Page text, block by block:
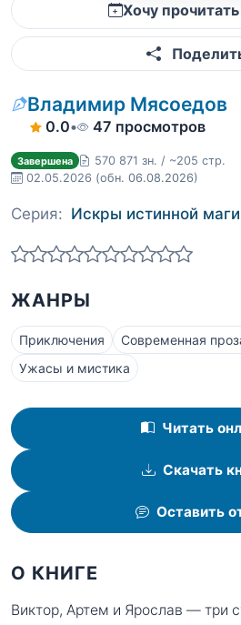
Хочу прочитать
Владимир Мясоедов
0.0• 47 просмотров
Завершена
570 871 зн. / ~205 стр.
02.05.2026 (обн. 06.08.2026)
Серия: Искры истинной
ЖАНРЫ
Приключения Современная
Ужасы и мистика
Читать
Скачать
Оставить
О КНИГЕ
Виктор, Артем и Ярослав — три